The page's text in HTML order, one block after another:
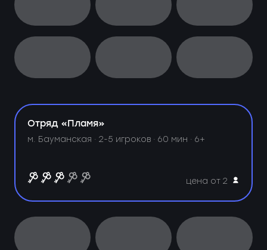
Отряд «Пламя»
м. Бауманская ·2-5 игроков · 60 мин · 6+
цена от 2